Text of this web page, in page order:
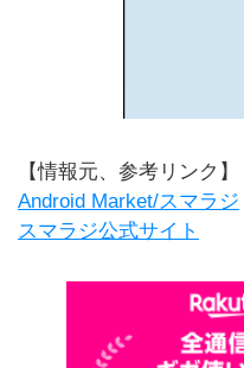
【情報元、参考リンク】
Android Market/スマラジ
スマラジ公式サイト